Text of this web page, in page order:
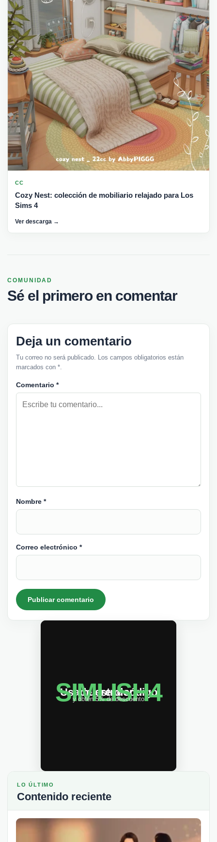
CC
Cozy Nest: colección de mobiliario relajado para Los
Sims 4
Ver descarga →
COMUNIDAD
Sé el primero en comentar
Deja un comentario
Tu correo no será publicado. Los campos obligatorios están
marcados con *.
Comentario *
Nombre *
Correo electrónico *
Usa nuestro código de creador:
SIMLISH4
y obtén 5% de descuento
LO ÚLTIMO
Contenido reciente